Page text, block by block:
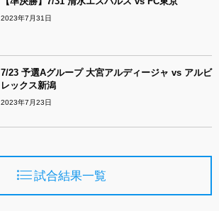
2023年7月31日
7/23 予選Aグループ 大宮アルディージャ vs アルビ
レックス新潟
2023年7月23日
試合結果一覧